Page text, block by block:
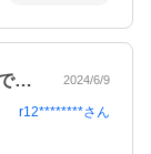
初めてニット素材のエコバックを購入です… 2024/6/9
r12********さん